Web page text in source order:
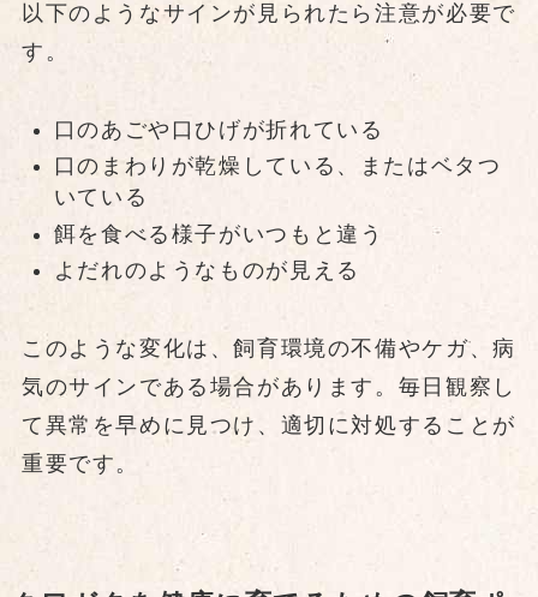
以下のようなサインが見られたら注意が必要で
す。
口のあごや口ひげが折れている
口のまわりが乾燥している、またはベタつ
いている
餌を食べる様子がいつもと違う
よだれのようなものが見える
このような変化は、飼育環境の不備やケガ、病
気のサインである場合があります。毎日観察し
て異常を早めに見つけ、適切に対処することが
重要です。